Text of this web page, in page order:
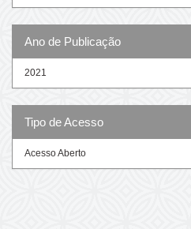
Ano de Publicação
2021
Tipo de Acesso
Acesso Aberto